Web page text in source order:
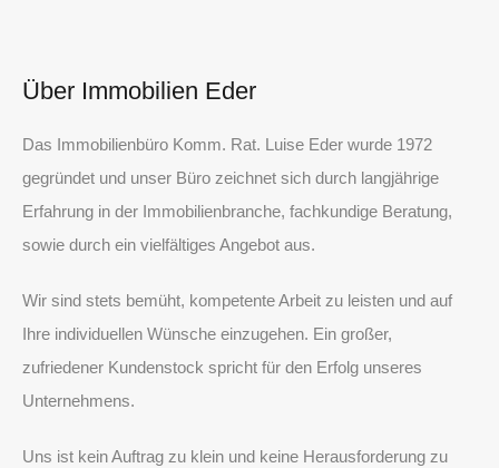
Über Immobilien Eder
Das Immobilienbüro Komm. Rat. Luise Eder wurde 1972
gegründet und unser Büro zeichnet sich durch langjährige
Erfahrung in der Immobilienbranche, fachkundige Beratung,
sowie durch ein vielfältiges Angebot aus.
Wir sind stets bemüht, kompetente Arbeit zu leisten und auf
Ihre individuellen Wünsche einzugehen. Ein großer,
zufriedener Kundenstock spricht für den Erfolg unseres
Unternehmens.
Uns ist kein Auftrag zu klein und keine Herausforderung zu